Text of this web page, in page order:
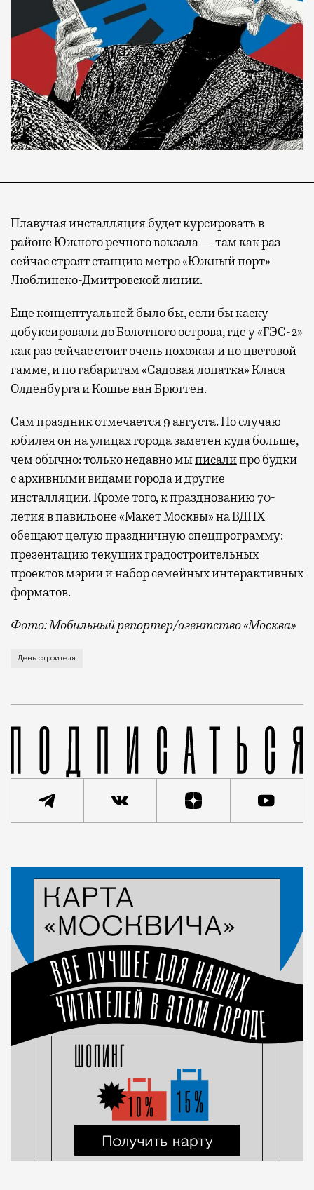
Плавучая инсталляция будет курсировать в
районе Южного речного вокзала — там как раз
сейчас строят станцию метро «Южный порт»
Люблинско-Дмитровской линии.
Еще концептуальней было бы, если бы каску
добуксировали до Болотного острова, где у «ГЭС-2»
как раз сейчас стоиточень похожаяи по цветовой
гамме, и по габаритам «Садовая лопатка» Класа
Олденбурга и Кошье ван Брюгген.
Сам праздник отмечается 9 августа. По случаю
юбилея он на улицах города заметен куда больше,
чем обычно: только недавно мыписалипро будки
с архивными видами города и другие
инсталляции. Кроме того, к празднованию 70-
летия в павильоне «Макет Москвы» на ВДНХ
обещают целую праздничную спецпрограмму:
презентацию текущих градостроительных
проектов мэрии и набор семейных интерактивных
форматов.
Фото: Мобильный репортер/агентство «Москва»
Это каска в фирменных цветах департамента
День строителя
Город